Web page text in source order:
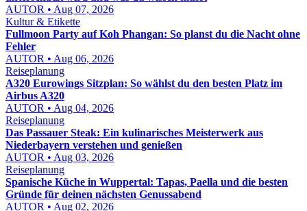
AUTOR • Aug 07, 2026
Kultur & Etikette
Fullmoon Party auf Koh Phangan: So planst du die Nacht ohne
Fehler
AUTOR • Aug 06, 2026
Reiseplanung
A320 Eurowings Sitzplan: So wählst du den besten Platz im
Airbus A320
AUTOR • Aug 04, 2026
Reiseplanung
Das Passauer Steak: Ein kulinarisches Meisterwerk aus
Niederbayern verstehen und genießen
AUTOR • Aug 03, 2026
Reiseplanung
Spanische Küche in Wuppertal: Tapas, Paella und die besten
Gründe für deinen nächsten Genussabend
AUTOR • Aug 02, 2026